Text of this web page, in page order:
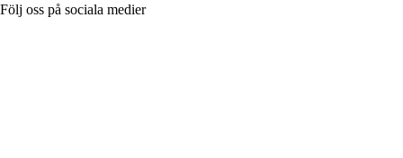
Följ oss på sociala medier